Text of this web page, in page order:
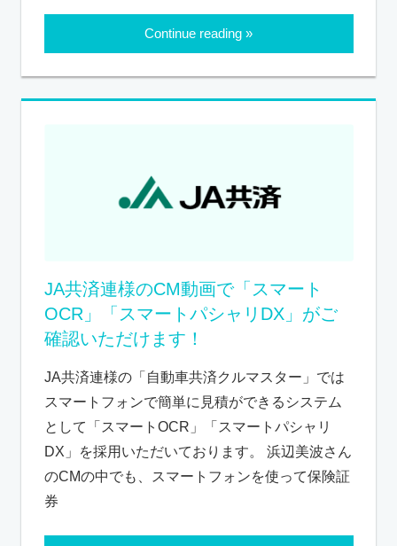
Continue reading
JA共済連様のCM動画で「スマート
OCR」「スマートパシャリDX」がご
確認いただけます！
JA共済連様の「自動車共済クルマスター」では
スマートフォンで簡単に見積ができるシステム
として「スマートOCR」「スマートパシャリ
DX」を採用いただいております。 浜辺美波さん
のCMの中でも、スマートフォンを使って保険証
券